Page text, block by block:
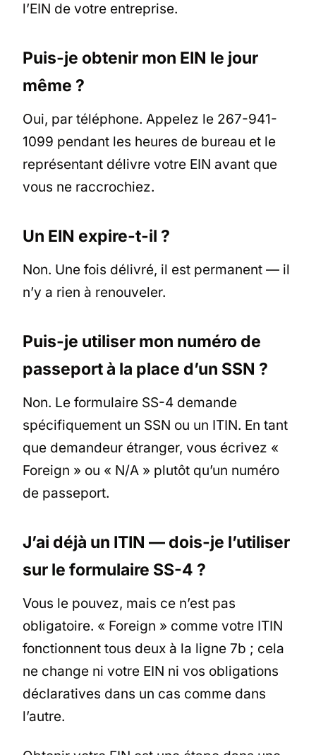
l’EIN de votre entreprise.
Puis-je obtenir mon EIN le jour
même ?
Oui, par téléphone. Appelez le 267-941-
1099 pendant les heures de bureau et le
représentant délivre votre EIN avant que
vous ne raccrochiez.
Un EIN expire-t-il ?
Non. Une fois délivré, il est permanent — il
n’y a rien à renouveler.
Puis-je utiliser mon numéro de
passeport à la place d’un SSN ?
Non. Le formulaire SS-4 demande
spécifiquement un SSN ou un ITIN. En tant
que demandeur étranger, vous écrivez «
Foreign » ou « N/A » plutôt qu’un numéro
de passeport.
J’ai déjà un ITIN — dois-je l’utiliser
sur le formulaire SS-4 ?
Vous le pouvez, mais ce n’est pas
obligatoire. « Foreign » comme votre ITIN
fonctionnent tous deux à la ligne 7b ; cela
ne change ni votre EIN ni vos obligations
déclaratives dans un cas comme dans
l’autre.